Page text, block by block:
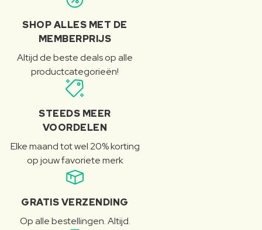
SHOP ALLES MET DE
MEMBERPRIJS
Altijd de beste deals op alle
productcategorieën!
STEEDS MEER
VOORDELEN
Elke maand tot wel 20% korting
op jouw favoriete merk
GRATIS VERZENDING
Op alle bestellingen. Altijd.